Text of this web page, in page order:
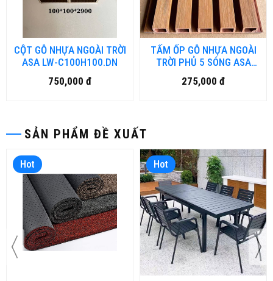
SẢN PHẨM ĐỀ XUẤT
Hot Hot
CỘT GỖ NHỰA NGOÀI TRỜI
ASA LW-C100H100.DN
750,000 đ
TẤM ỐP GỖ NHỰA NGOÀI
TRỜI PHỦ 5 SÓNG ASA
SW-W175H20.DN
275,000 đ